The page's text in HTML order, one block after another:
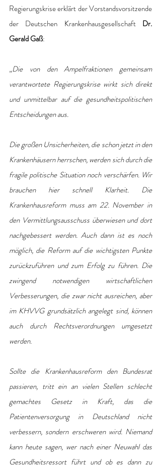
Regierungskrise erklärt der Vorstandsvorsitzende
der Deutschen Krankenhausgesellschaft Dr.
Gerald Gaß:
„Die von den Ampelfraktionen gemeinsam
verantwortete Regierungskrise wirkt sich direkt
und unmittelbar auf die gesundheitspolitischen
Entscheidungen aus.
Die großen Unsicherheiten, die schon jetzt in den
Krankenhäusern herrschen, werden sich durch die
fragile politische Situation noch verschärfen. Wir
brauchen hier schnell Klarheit. Die
Krankenhausreform muss am 22. November in
den Vermittlungsausschuss überwiesen und dort
nachgebessert werden. Auch dann ist es noch
möglich, die Reform auf die wichtigsten Punkte
zurückzuführen und zum Erfolg zu führen. Die
zwingend notwendigen wirtschaftlichen
Verbesserungen, die zwar nicht ausreichen, aber
im KHVVG grundsätzlich angelegt sind, können
auch durch Rechtsverordnungen umgesetzt
werden.
Sollte die Krankenhausreform den Bundesrat
passieren, tritt ein an vielen Stellen schlecht
gemachtes Gesetz in Kraft, das die
Patientenversorgung in Deutschland nicht
verbessern, sondern erschweren wird. Niemand
kann heute sagen, wer nach einer Neuwahl das
Gesundheitsressort führt und ob es dann zu